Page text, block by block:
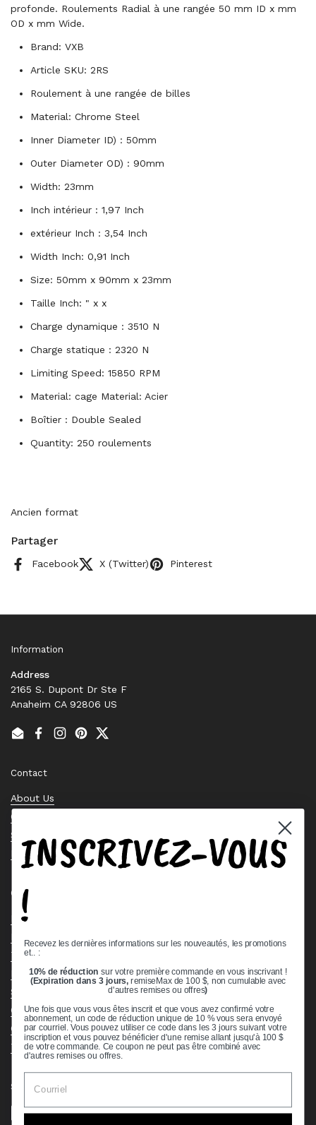
profonde. Roulements Radial à une rangée 50 mm ID x mm
OD x mm Wide.
Brand: VXB
Article SKU: 2RS
Roulement à une rangée de billes
Material: Chrome Steel
Inner Diameter ID) : 50mm
Outer Diameter OD) : 90mm
Width: 23mm
Inch intérieur : 1,97 Inch
extérieur Inch : 3,54 Inch
Width Inch: 0,91 Inch
Size: 50mm x 90mm x 23mm
Taille Inch: " x x
Charge dynamique : 3510 N
Charge statique : 2320 N
Limiting Speed: 15850 RPM
Material: cage Material: Acier
Boîtier : Double Sealed
Quantity: 250 roulements
Ancien format
Partager
Facebook X (Twitter) Pinterest
Information
Address
2165 S. Dupont Dr Ste F
Anaheim CA 92806 US
EmailFacebook
Instagram
PinterestTwitter
Contact
About Us
Contact Us
Stock Check
Request a Quote
Quick links
Bearing Knowledge Center
Terms & Conditions
Return & Refund Policy
Shipping Policy
Open Cookie Banner
Comprehensive Guide to Ball Bearings
Track your Order
Supported payment methods
INSCRIVEZ-VOUS
!
Recevez les dernières informations sur les nouveautés, les promotions
et.. :
10% de réduction sur votre première commande en vous inscrivant !
(Expiration dans 3 jours,remiseMax de 100 $, non cumulable avec
d'autres remises ou offres)
Une fois que vous vous êtes inscrit et que vous avez confirmé votre
abonnement, un code de réduction unique de 10 % vous sera envoyé
par courriel. Vous pouvez utiliser ce code dans les 3 jours suivant votre
inscription et vous pouvez bénéficier d'une remise allant jusqu'à 100 $
de votre commande. Ce coupon ne peut pas être combiné avec
d'autres remises ou offres.